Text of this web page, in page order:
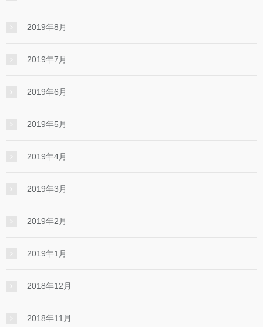
2019年8月
2019年7月
2019年6月
2019年5月
2019年4月
2019年3月
2019年2月
2019年1月
2018年12月
2018年11月